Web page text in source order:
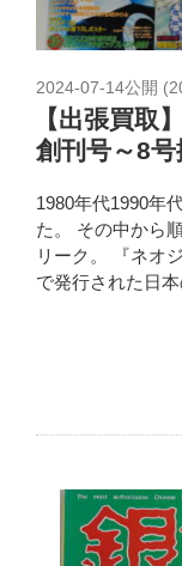
2024-07-14公開 (
【出張買取
創刊号～8号
1980年代1990年
た。 その中から
リーク。 『ネオ
で発行された日